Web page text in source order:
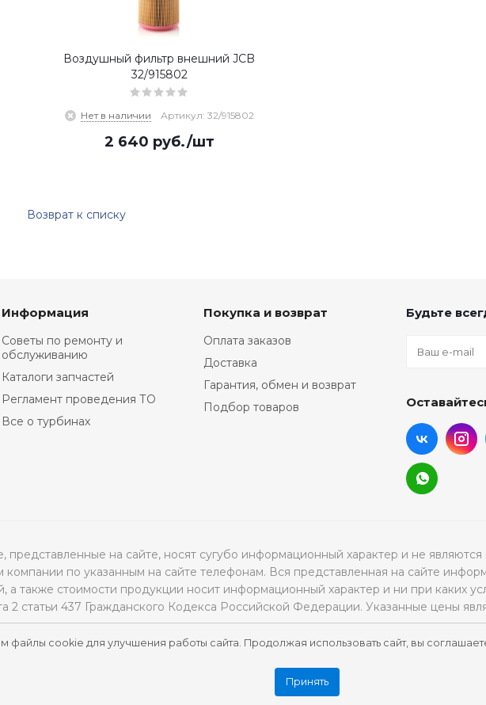
файлы cookie для улучшения работы сайта. Продолжая использовать сайт, вы
Принять
Воздушный фильтр внешний JCB
32/915802
Нет в наличии Артикул: 32/915802
2 640 руб./шт
Возврат к списку
Информация
Советы по ремонту и
обслуживанию
Каталоги запчастей
Регламент проведения ТО
Все о турбинах
Покупка и возврат
Оплата заказов
Доставка
Гарантия, обмен и возврат
Подбор товаров
Будьте
представленные на сайте, носят сугубо информационный характер и не
по указанным на сайте телефонам. Вся представленная на сайте
а также стоимости продукции носит информационный характер и ни при каких
2 статьи 437 Гражданского Кодекса Российской Федерации. Указанные цены